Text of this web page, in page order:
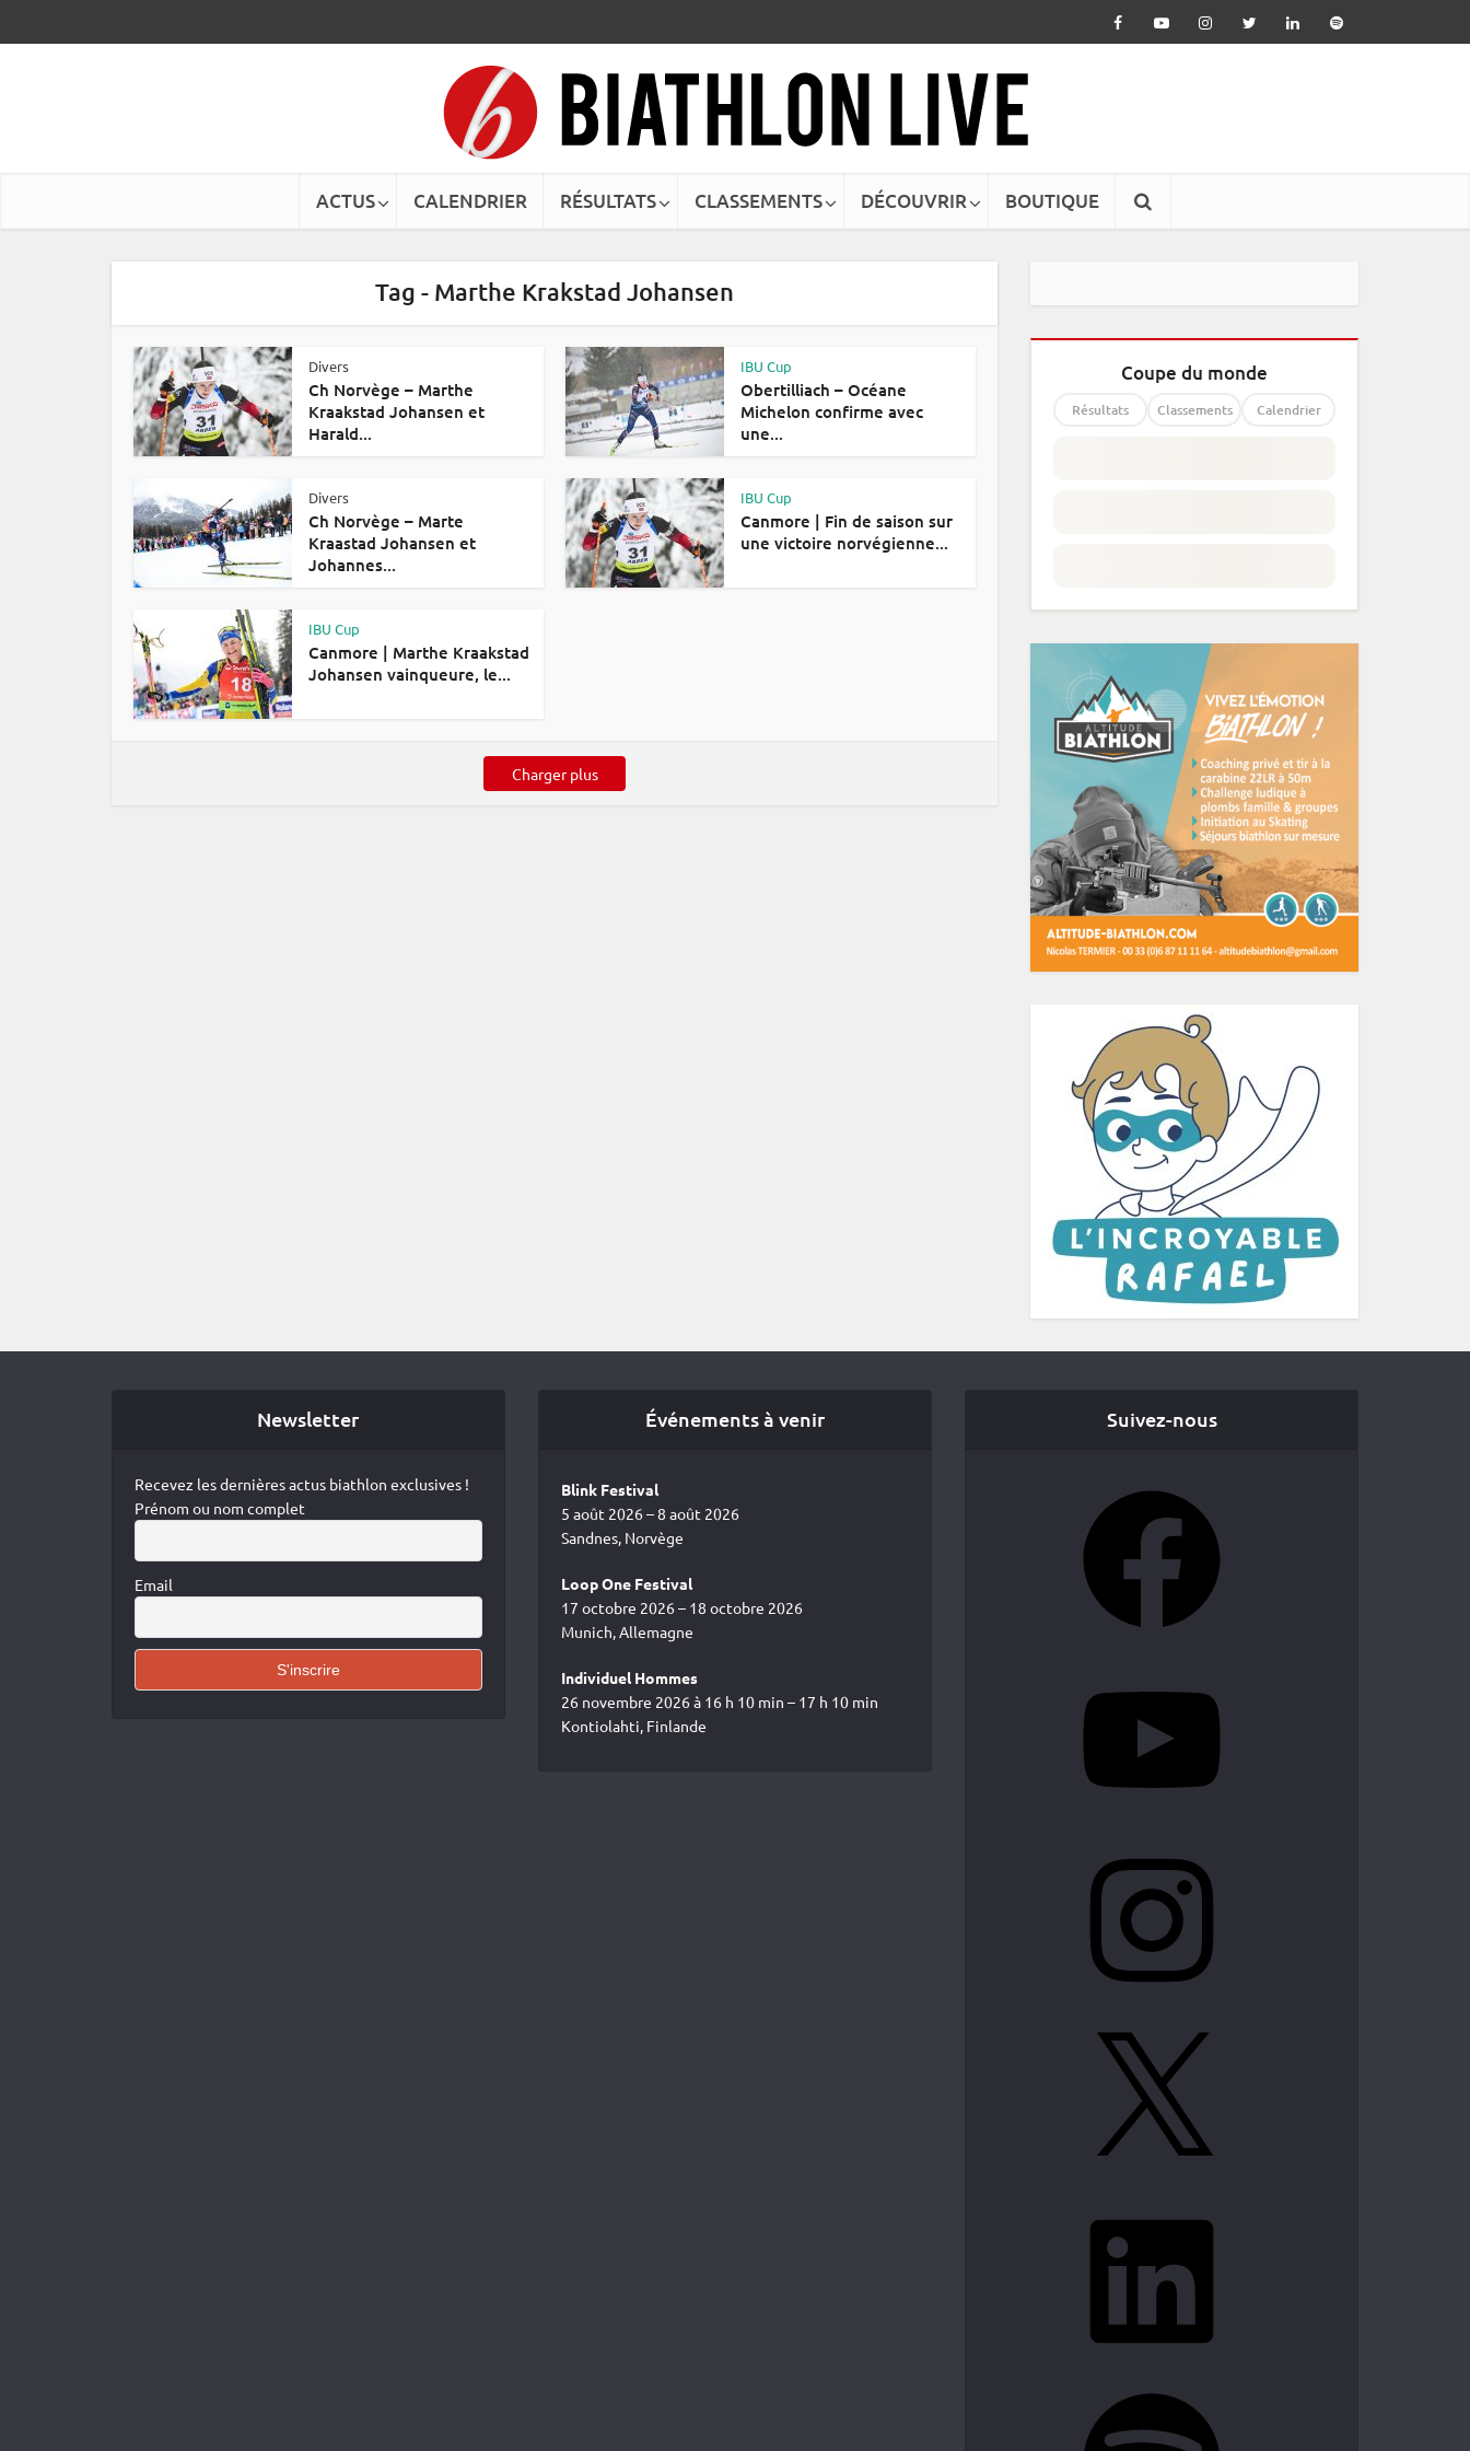
ACTUS CALENDRIER RÉSULTATS CLASSEMENTS DÉCOUVRIR BOUTIQUE
Tag - Marthe Krakstad Johansen
Divers
Ch Norvège – Marthe
Kraakstad Johansen et
Harald...
IBU Cup
Obertilliach – Océane
Michelon confirme avec
une...
Divers
Ch Norvège – Marte
Kraastad Johansen et
Johannes...
IBU Cup
Canmore | Fin de saison sur
une victoire norvégienne...
IBU Cup
Canmore | Marthe Kraakstad
Johansen vainqueure, le...
Charger plus
Coupe du monde
Résultats Classements Calendrier
Newsletter
Recevez les dernières actus biathlon exclusives !
Prénom ou nom complet
Email
Événements à venir
Blink Festival
5 août 2026 – 8 août 2026
Sandnes, Norvège
Loop One Festival
17 octobre 2026 – 18 octobre 2026
Munich, Allemagne
Individuel Hommes
26 novembre 2026 à 16 h 10 min – 17 h 10 min
Kontiolahti, Finlande
Suivez-nous